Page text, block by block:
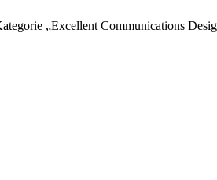
„Excellent Communications